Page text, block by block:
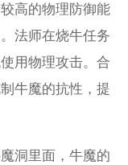
高的物理防御能
法师在烧牛任务
用物理攻击。合
牛魔的抗性，提
洞里面，牛魔的